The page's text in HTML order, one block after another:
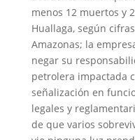
menos 12 muertos y
Huallaga, según
Amazonas; la
negar su
petrolera impactada
señalización en
legales y
de que varios